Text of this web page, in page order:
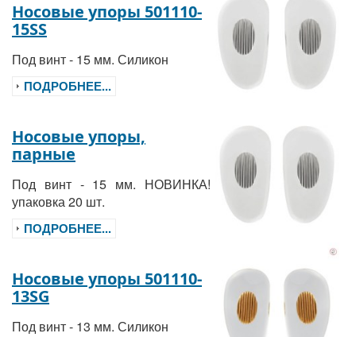
Носовые упоры 501110-
15SS
Под винт - 15 мм. Силикон
ПОДРОБНЕЕ...
Носовые упоры,
парные
Под винт - 15 мм. НОВИНКА!
упаковка 20 шт.
ПОДРОБНЕЕ...
Носовые упоры 501110-
13SG
Под винт - 13 мм. Силикон